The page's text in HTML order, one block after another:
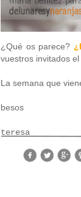
¿Qué os parece?
vuestros invitados
La semana que
besos
teresa